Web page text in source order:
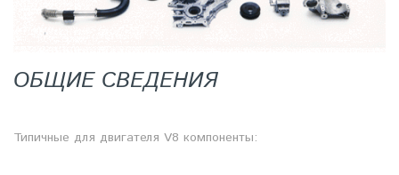
ОБЩИЕ СВЕДЕНИЯ
Типичные для двигателя V8 компоненты: